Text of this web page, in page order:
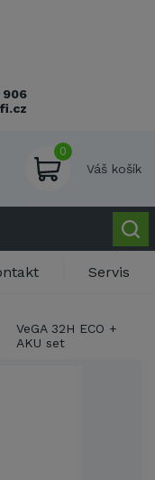
906
0
Váš košík
Servis
VeGA 32H ECO +
AKU set